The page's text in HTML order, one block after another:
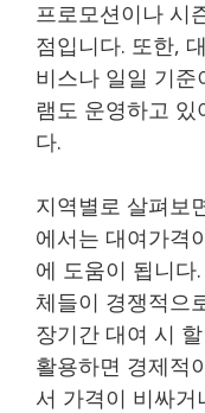
프로모션이나 시
점입니다. 또한,
비스나 일일 기준
램도 운영하고
다.
지역별로 살펴보
에서는 대여가격
에 도움이 됩니다
체들이 경쟁적으
장기간 대여 시
활용하면 경제적
서 가격이 비싸